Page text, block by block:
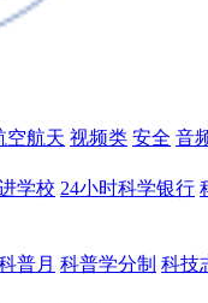
空航天 视频类 安全 音
学校 24小时科学银行
普月 科普学分制 科技